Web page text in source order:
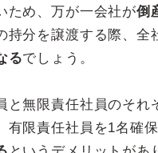
ため、万が一会社が倒
持分を譲渡する際、
るでしょう。
と無限責任社員のそ
有限責任社員を1名確